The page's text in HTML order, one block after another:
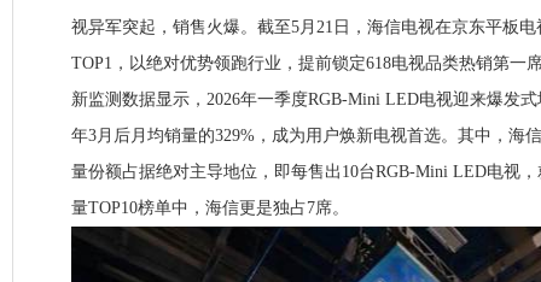
视异军突起，销售火爆。截至5月21日，海信电视在京东平板
TOP1，以绝对优势领跑行业，提前锁定618电视品类热销第一
新监测数据显示，2026年一季度RGB-Mini LED电视迎来爆发
年3月后月均销量的329%，成为用户焕新电视首选。其中，海
量份额占据绝对主导地位，即每售出10台RGB-Mini LED电视
量TOP10榜单中，海信更是独占7席。